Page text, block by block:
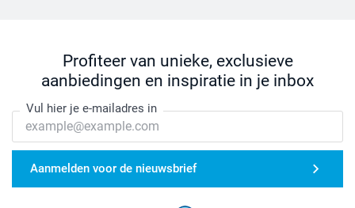
Profiteer van unieke, exclusieve
aanbiedingen en inspiratie in je inbox
Vul hier je e-mailadres in
Aanmelden voor de nieuwsbrief